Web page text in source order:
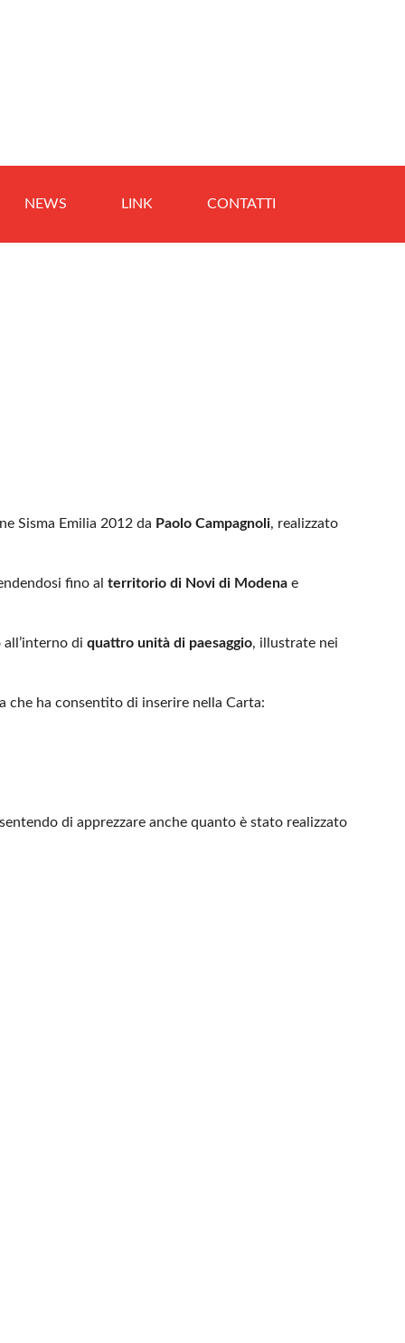
NEWS LINK CONTATTI
Sisma Emilia 2012 da Paolo Campagnoli, realizzato
fino al territorio di Novi di Modena e
di quattro unità di paesaggio, illustrate nei
che ha consentito di inserire nella Carta:
di apprezzare anche quanto è stato realizzato